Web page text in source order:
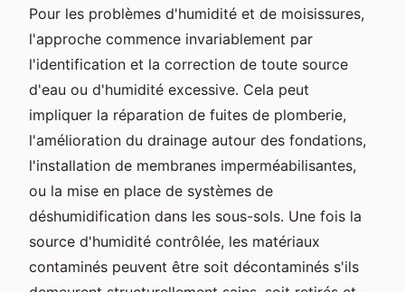
Pour les problèmes d'humidité et de moisissures,
l'approche commence invariablement par
l'identification et la correction de toute source
d'eau ou d'humidité excessive. Cela peut
impliquer la réparation de fuites de plomberie,
l'amélioration du drainage autour des fondations,
l'installation de membranes imperméabilisantes,
ou la mise en place de systèmes de
déshumidification dans les sous-sols. Une fois la
source d'humidité contrôlée, les matériaux
contaminés peuvent être soit décontaminés s'ils